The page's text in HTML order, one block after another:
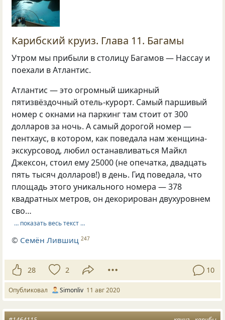
Карибский круиз. Глава 11. Багамы
Утром мы прибыли в столицу Багамов — Нассау и
поехали в Атлантис.
Атлантис — это огромный шикарный
пятизвёздочный отель-курорт. Самый паршивый
номер с окнами на паркинг там стоит от 300
долларов за ночь. А самый дорогой номер —
пентхаус, в котором, как поведала нам женщина-
экскурсовод, любил останавливаться Майкл
Джексон, стоил ему 25000 (не опечатка, двадцать
пять тысяч долларов!) в день. Гид поведала, что
площадь этого уникального номера — 378
квадратных метров, он декорирован двухуровнем
сво…
… показать весь текст …
© Семён Лившиц 247
28 2 10
Опубликовал Simonliv 11 авг 2020